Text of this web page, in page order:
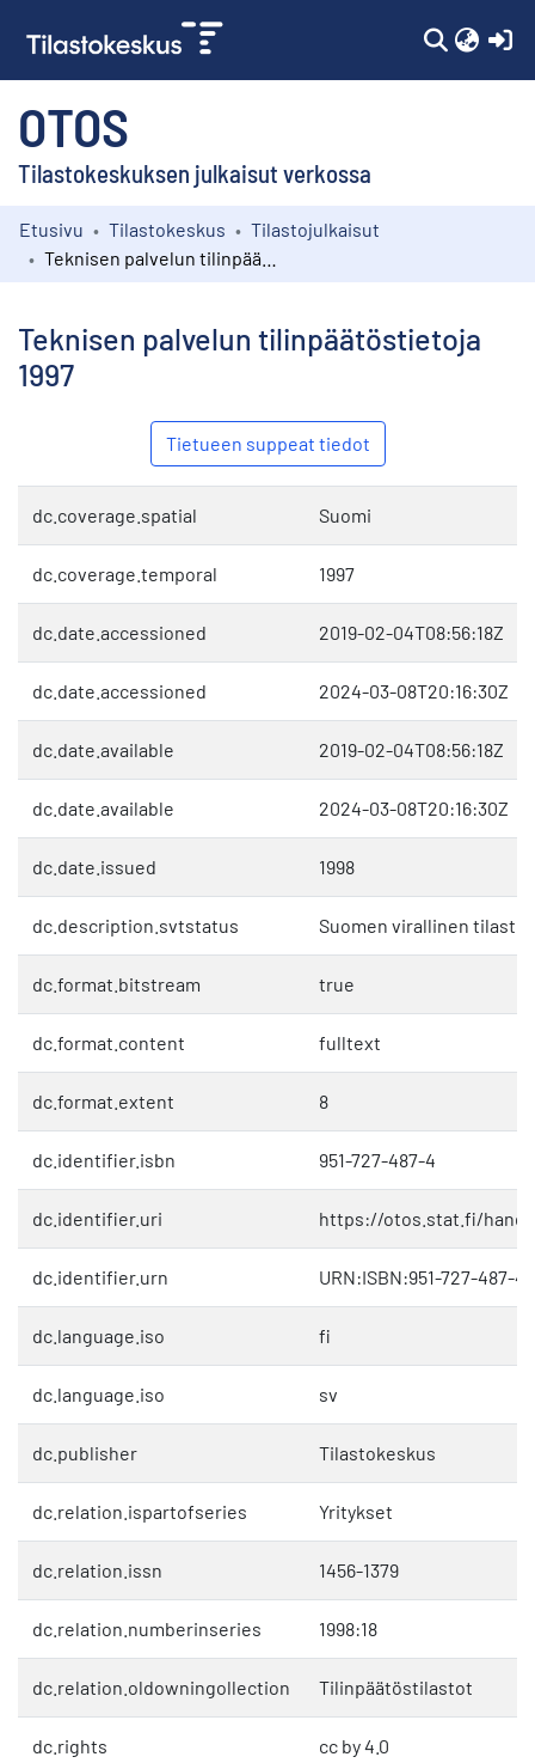
OTOS
Tilastokeskuksen julkaisut verkossa
Kokoelmat
Etusivu Tilastokeskus
Tilastojulkaisut
Teknisen palvelun tilinpäätöstietoja
1997
Tietueen suppeat tiedot
dc.coverage.spatial Suomi
dc.coverage.temporal 1997
dc.date.accessioned 2019-02-04T08:56:18Z
dc.date.accessioned 2024-03-08T20:16:30Z
dc.date.available 2019-02-04T08:56:18Z
dc.date.available 2024-03-08T20:16:30Z
dc.date.issued 1998
dc.description.svtstatus Suomen virallinen tilasto
dc.format.bitstream true
dc.format.content fulltext
dc.format.extent 8
dc.identifier.isbn 951-727-487-4
dc.identifier.uri https://otos.stat.fi/
dc.identifier.urn URN:ISBN:951-727-487-4
dc.language.iso fi
dc.language.iso sv
dc.publisher Tilastokeskus
dc.relation.ispartofseries Yritykset
dc.relation.issn 1456-1379
dc.relation.numberinseries 1998:18
dc.relation.oldowningollection Tilinpäätöstilastot
dc.rights cc by 4.0